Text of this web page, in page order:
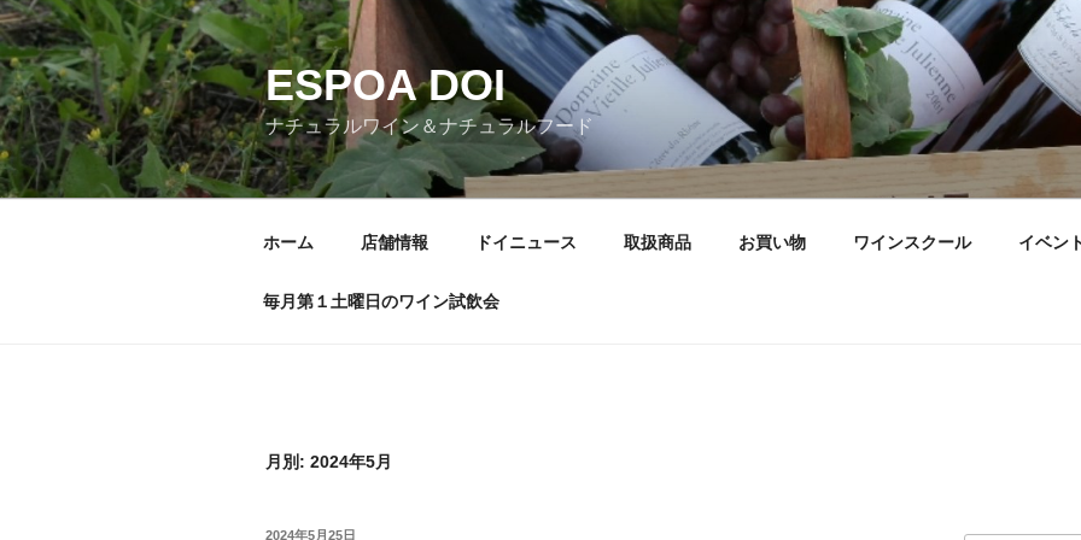
コ
ン
テ
ン
ツ
へ
ス
ESPOA DOI
ナチュラルワイン＆ナチュラルフード
ホーム 店舗情報 ドイニュース 取扱商品 お買い物 ワインスクール イベン
毎月第１土曜日のワイン試飲会
月別: 2024年5月
投
2024年5月25日